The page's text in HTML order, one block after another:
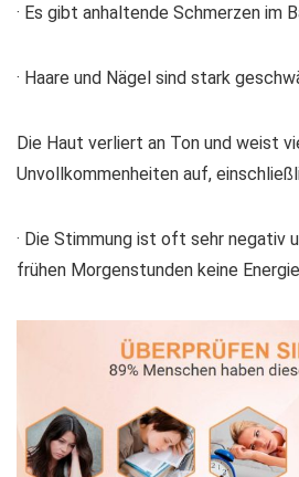
· Es gibt anhaltende Schmerzen im
· Haare und Nägel sind stark
Die Haut verliert an Ton und weist
Unvollkommenheiten auf,
· Die Stimmung ist oft sehr negativ
frühen Morgenstunden keine Energie